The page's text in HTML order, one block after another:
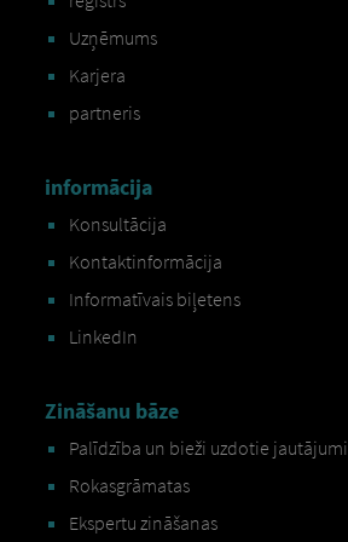
Uzņēmums
Karjera
partneris
informācija
Konsultācija
Kontaktinformācija
Informatīvais biļetens
LinkedIn
Zināšanu bāze
Palīdzība un bieži uzdotie jautājumi
Rokasgrāmatas
Ekspertu zināšanas